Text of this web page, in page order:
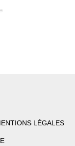
LÉGALES